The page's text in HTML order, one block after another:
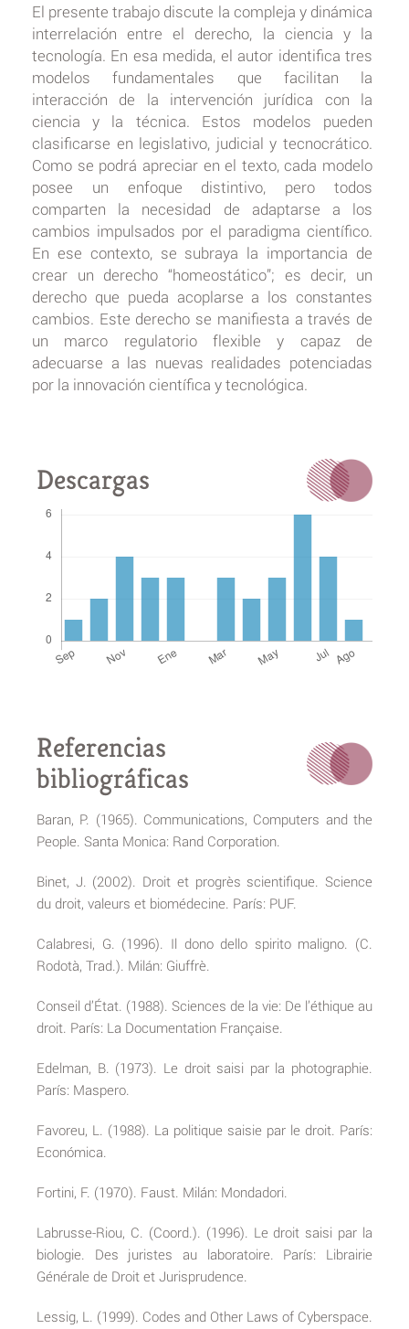
El presente trabajo discute la compleja y dinámica
interrelación entre el derecho, la ciencia y la
tecnología. En esa medida, el autor identifica tres
modelos fundamentales que facilitan la
interacción de la intervención jurídica con la
ciencia y la técnica. Estos modelos pueden
clasificarse en legislativo, judicial y tecnocrático.
Como se podrá apreciar en el texto, cada modelo
posee un enfoque distintivo, pero todos
comparten la necesidad de adaptarse a los
cambios impulsados por el paradigma científico.
En ese contexto, se subraya la importancia de
crear un derecho “homeostático”; es decir, un
derecho que pueda acoplarse a los constantes
cambios. Este derecho se manifiesta a través de
un marco regulatorio flexible y capaz de
adecuarse a las nuevas realidades potenciadas
por la innovación científica y tecnológica.
Descargas
Referencias
bibliográficas
Baran, P. (1965). Communications, Computers and the
People. Santa Monica: Rand Corporation.
Binet, J. (2002). Droit et progrès scientifique. Science
du droit, valeurs et biomédecine. París: PUF.
Calabresi, G. (1996). Il dono dello spirito maligno. (C.
Rodotà, Trad.). Milán: Giuffrè.
Conseil d’État. (1988). Sciences de la vie: De l’éthique au
droit. París: La Documentation Française.
Edelman, B. (1973). Le droit saisi par la photographie.
París: Maspero.
Favoreu, L. (1988). La politique saisie par le droit. París:
Económica.
Fortini, F. (1970). Faust. Milán: Mondadori.
Labrusse-Riou, C. (Coord.). (1996). Le droit saisi par la
biologie. Des juristes au laboratoire. París: Librairie
Générale de Droit et Jurisprudence.
Lessig, L. (1999). Codes and Other Laws of Cyberspace.